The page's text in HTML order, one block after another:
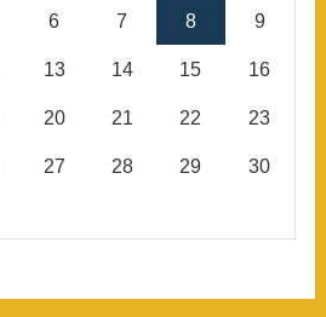
6 7 8 9
13 14 15 16
20 21 22 23
27 28 29 30